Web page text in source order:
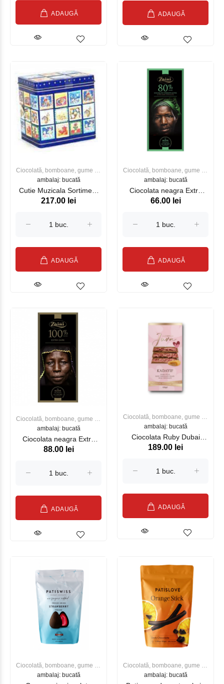
ADAUGĂ ADAUGĂ
Ciocolată, bomboane, gume de
mestecat
ambalaj: bucată
Cutie Muzicala Sortiment
turte dulce Lambertz 200g
217.00 lei
ADAUGĂ
Ciocolată, bomboane, gume de
mestecat
ambalaj: bucată
Ciocolata neagra Extra
Dark 80% 75g
66.00 lei
ADAUGĂ
Ciocolată, bomboane, gume de
mestecat
ambalaj: bucată
Ciocolata neagra Extra
Dark 100% 75g
88.00 lei
ADAUGĂ
Ciocolată, bomboane, gume de
mestecat
ambalaj: bucată
Ciocolata Ruby Dubai
Sf.Valentin 100gr
189.00 lei
ADAUGĂ
Ciocolată, bomboane, gume de
mestecat
ambalaj: bucată
Ciocolată, bomboane, gume de
mestecat
ambalaj: bucată